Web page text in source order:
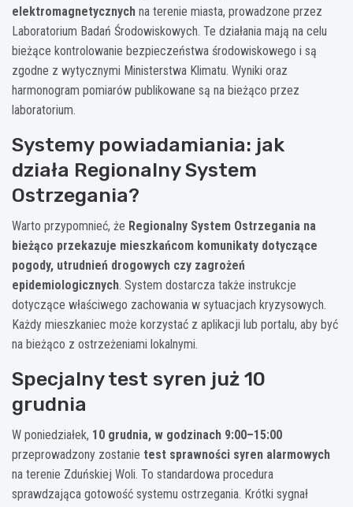
elektromagnetycznych na terenie miasta, prowadzone przez
Laboratorium Badań Środowiskowych. Te działania mają na celu
bieżące kontrolowanie bezpieczeństwa środowiskowego i są
zgodne z wytycznymi Ministerstwa Klimatu. Wyniki oraz
harmonogram pomiarów publikowane są na bieżąco przez
laboratorium.
Systemy powiadamiania: jak
działa Regionalny System
Ostrzegania?
Warto przypomnieć, że Regionalny System Ostrzegania na
bieżąco przekazuje mieszkańcom komunikaty dotyczące
pogody, utrudnień drogowych czy zagrożeń
epidemiologicznych. System dostarcza także instrukcje
dotyczące właściwego zachowania w sytuacjach kryzysowych.
Każdy mieszkaniec może korzystać z aplikacji lub portalu, aby być
na bieżąco z ostrzeżeniami lokalnymi.
Specjalny test syren już 10
grudnia
W poniedziałek, 10 grudnia, w godzinach 9:00–15:00
przeprowadzony zostanie test sprawności syren alarmowych
na terenie Zduńskiej Woli. To standardowa procedura
sprawdzająca gotowość systemu ostrzegania. Krótki sygnał